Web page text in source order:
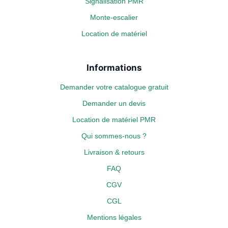
Monte-escalier
Location de matériel
Informations
Demander votre catalogue gratuit
Demander un devis
Location de matériel PMR
Qui sommes-nous ?
Livraison & retours
FAQ
CGV
CGL
Mentions légales